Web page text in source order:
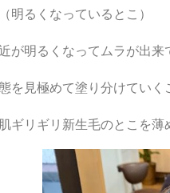
明るくなっているとこ）
が明るくなってムラが出来
を見極めて塗り分けていく
ギリギリ新生毛のとこを薄